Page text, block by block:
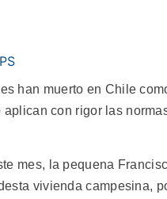
han muerto en Chile
aplican con rigor las
mes, la pequena
vivienda campesina,